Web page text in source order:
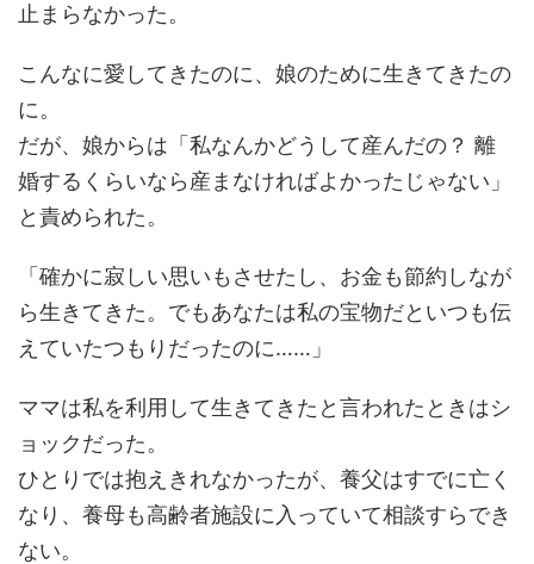
止まらなかった。
こんなに愛してきたのに、娘のために生きてきたの
に。
だが、娘からは「私なんかどうして産んだの？ 離
婚するくらいなら産まなければよかったじゃない」
と責められた。
「確かに寂しい思いもさせたし、お金も節約しなが
ら生きてきた。でもあなたは私の宝物だといつも伝
えていたつもりだったのに……」
ママは私を利用して生きてきたと言われたときはシ
ョックだった。
ひとりでは抱えきれなかったが、養父はすでに亡く
なり、養母も高齢者施設に入っていて相談すらでき
ない。